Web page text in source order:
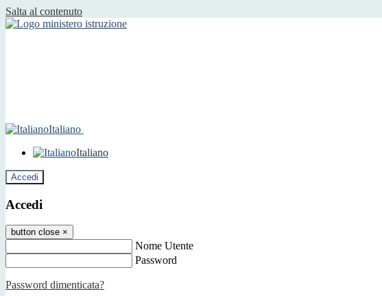
Salta al contenuto
Italiano
Italiano
Accedi
Accedi
button close ×
Nome Utente
Password
Password dimenticata?